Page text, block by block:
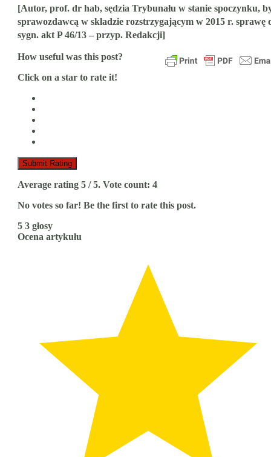
[Autor, prof. dr hab, sędzia Trybunału w stanie spoczynku,
sprawozdawcą w składzie rozstrzygającym w 2015 r. sprawę
sygn. akt P 46/13 – przyp. Redakcji]
How useful was this post?
Click on a star to rate it!
Submit Rating
Average rating 5 / 5. Vote count: 4
No votes so far! Be the first to rate this post.
5 3 głosy
Ocena artykułu